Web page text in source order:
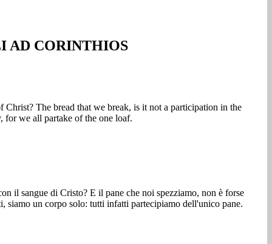
AD CORINTHIOS
The bread that we break, is it not a participation in the
for we all partake of the one loaf.
il sangue di Cristo? E il pane che noi spezziamo, non è forse
siamo un corpo solo: tutti infatti partecipiamo dell'unico pane.